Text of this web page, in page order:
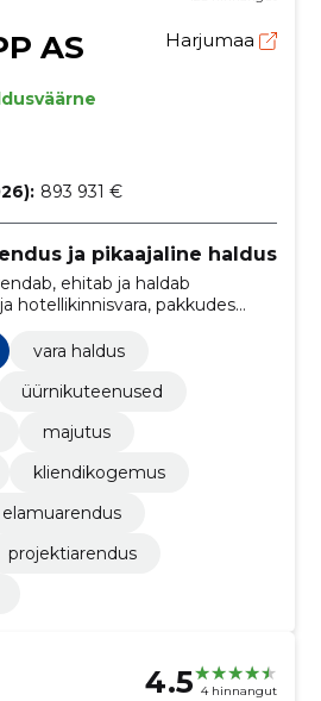
AS Harjumaa
893 931 €
ja pikaajaline haldus
ehitab ja haldab
hotellikinnisvara, pakkudes
ja pikaajalist
turgudes.
vara haldus
üürnikuteenused
majutus
kliendikogemus
elamuarendus
projektiarendus
4.5 4 hinnangut